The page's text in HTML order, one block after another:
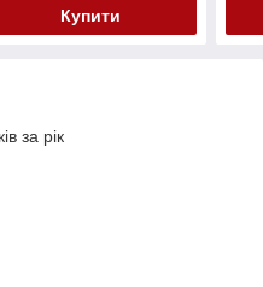
Купити
за рік